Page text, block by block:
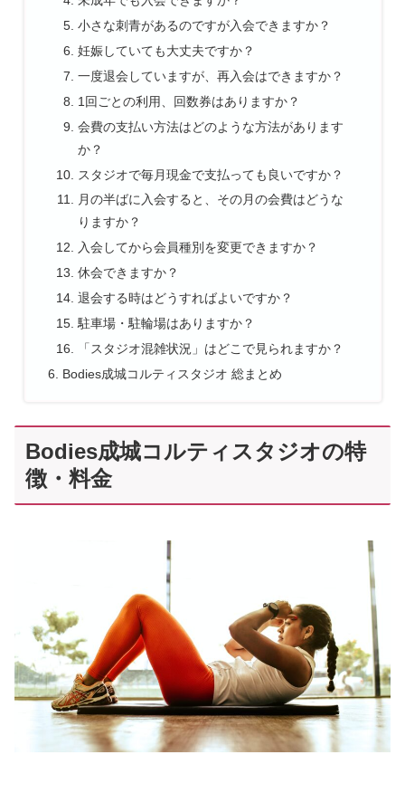
小さな刺青があるのですが入会できますか？
妊娠していても大丈夫ですか？
一度退会していますが、再入会はできますか？
1回ごとの利用、回数券はありますか？
会費の支払い方法はどのような方法があります
か？
スタジオで毎月現金で支払っても良いですか？
月の半ばに入会すると、その月の会費はどうな
りますか？
入会してから会員種別を変更できますか？
休会できますか？
退会する時はどうすればよいですか？
駐車場・駐輪場はありますか？
「スタジオ混雑状況」はどこで見られますか？
Bodies成城コルティスタジオ 総まとめ
Bodies成城コルティスタジオの特
徴・料金